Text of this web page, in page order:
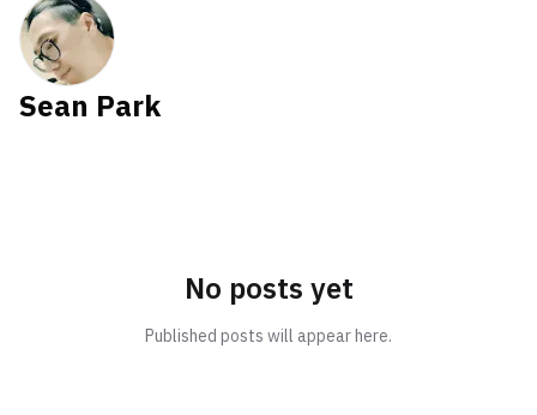
Sean Park
No posts yet
Published posts will appear here.